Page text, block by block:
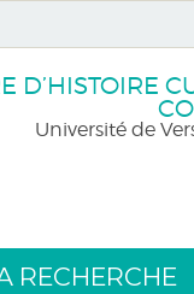
D’HISTOIRE
Université de
RECHERCHE